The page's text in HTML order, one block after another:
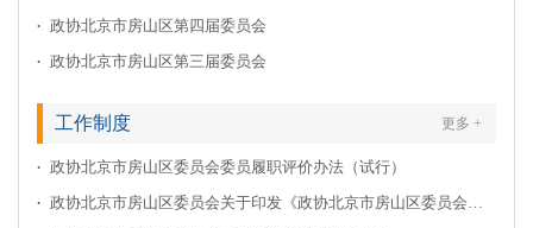
政协北京市房山区第四届委员会
政协北京市房山区第三届委员会
更多 +
工作制度
政协北京市房山区委员会委员履职评价办法（试行）
政协北京市房山区委员会关于印发《政协北京市房山区委员会委员履职工作规则》的通知